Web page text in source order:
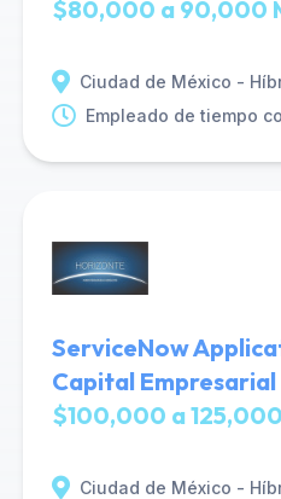
$80,000 a 90,000
Ciudad de México -
Empleado de tiempo
ServiceNow
Capital
$100,000 a
Ciudad de México -